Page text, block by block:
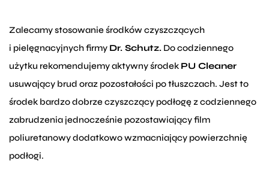
Zalecamy stosowanie środków czyszczących
i pielęgnacyjnych firmy Dr. Schutz. Do codziennego
użytku rekomendujemy aktywny środek PU Cleaner
usuwający brud oraz pozostałości po tłuszczach. Jest to
środek bardzo dobrze czyszczący podłogę z codziennego
zabrudzenia jednocześnie pozostawiający film
poliuretanowy dodatkowo wzmacniający powierzchnię
podłogi.